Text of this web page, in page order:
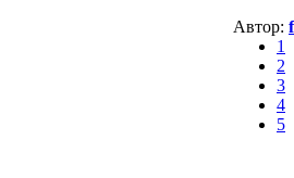
Автор:
1
2
3
4
5